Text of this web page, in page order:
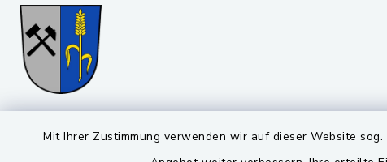
Mit Ihrer Zustimmung verwenden wir auf dieser Website
Gemeinde Stulln